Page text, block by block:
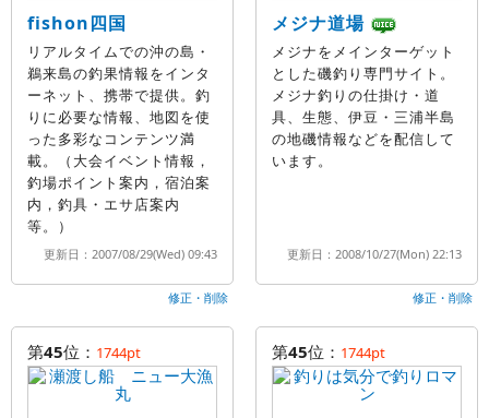
fishon四国
リアルタイムでの沖の島・
鵜来島の釣果情報をインタ
ーネット、携帯で提供。釣
りに必要な情報、地図を使
った多彩なコンテンツ満
載。（大会イベント情報，
釣場ポイント案内，宿泊案
内，釣具・エサ店案内
等。）
更新日：2007/08/29(Wed) 09:43
修正・削除
メジナ道場
メジナをメインターゲット
とした磯釣り専門サイト。
メジナ釣りの仕掛け・道
具、生態、伊豆・三浦半島
の地磯情報などを配信して
います。
更新日：2008/10/27(Mon) 22:13
修正・削除
第45位： 1744pt 第45位： 1744pt